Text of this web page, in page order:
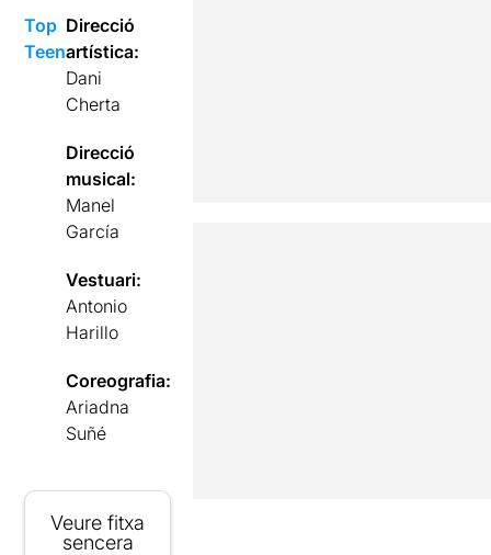
Top
Teen
Direcció
artística:
Dani
Cherta
Direcció
musical:
Manel
García
Vestuari:
Antonio
Harillo
Coreografia:
Ariadna
Suñé
Veure fitxa
sencera